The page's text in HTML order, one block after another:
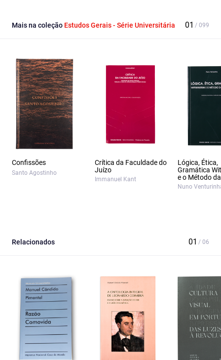
Mais na coleção Estudos Gerais - Série Universitária
Confissões
Santo Agostinho
Crítica da Faculdade do
Juízo
Immanuel Kant
Lógica, Ética,
Gramática
e o Método
Nuno
Relacionados